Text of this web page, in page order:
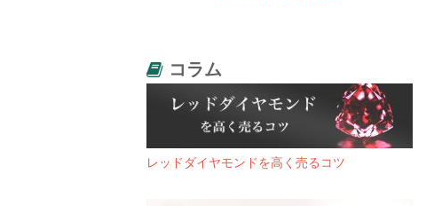
コラム
レッドダイヤモンドを高く売るコツ